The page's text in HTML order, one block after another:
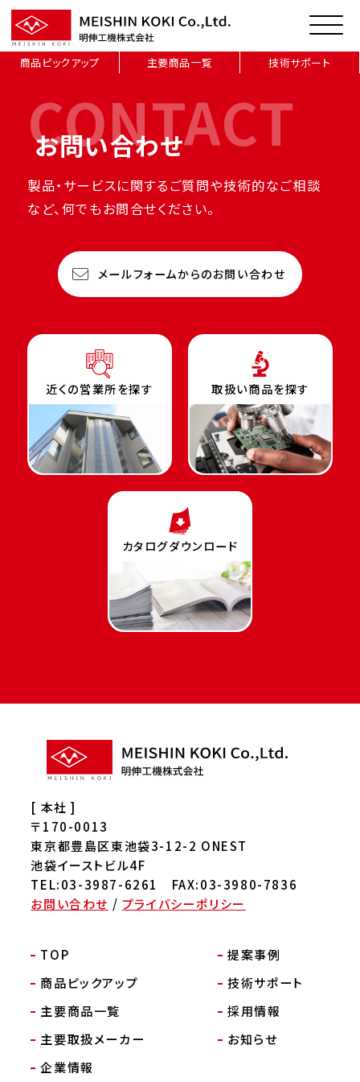
商品ピックアップ 主要商品一覧 技術サポート
CONTACT
お問い合わせ
製品・サービスに関するご質問や技術的なご相談
など、何でもお問合せください。
メールフォームからのお問い合わせ
近くの営業所を探す 取扱い商品を探す
カタログダウンロード
[ 本社 ]
〒170-0013
東京都豊島区東池袋3-12-2 ONEST
池袋イーストビル4F
TEL:03-3987-6261 FAX:03-3980-7836
お問い合わせ / プライバシーポリシー
TOP
提案事例
商品ピックアップ
技術サポート
主要商品一覧
採用情報
主要取扱メーカー
お知らせ
企業情報